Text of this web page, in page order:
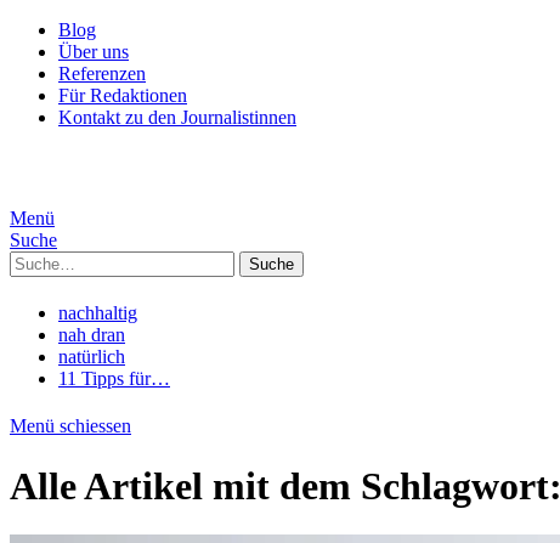
Blog
Über uns
Referenzen
Für Redaktionen
Kontakt zu den Journalistinnen
Menü
Suche
Suche
nachhaltig
nah dran
natürlich
11 Tipps für…
Menü schiessen
Alle Artikel mit dem Schlagwort: